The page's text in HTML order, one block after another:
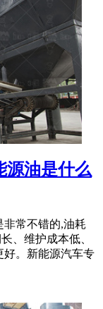
源油是什么
非常不错的,油耗
、维护成本低、
。新能源汽车专